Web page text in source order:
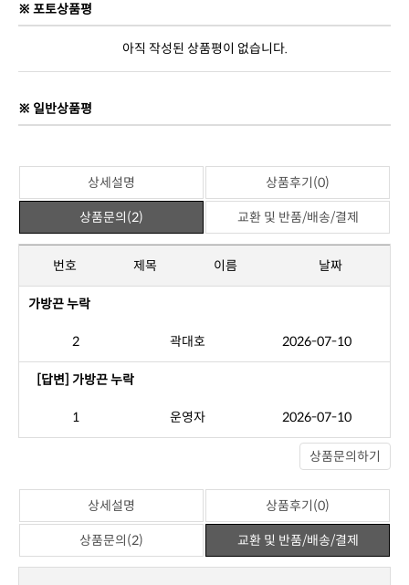
※ 포토상품평
아직 작성된 상품평이 없습니다.
※ 일반상품평
상세설명 상품후기(0)
상품문의(2) 교환 및 반품/배송/결제
번호 제목 이름 날짜
가방끈 누락
2 곽대호 2026-07-10
[답변] 가방끈 누락
1 운영자 2026-07-10
상품문의하기
상세설명 상품후기(0)
상품문의(2) 교환 및 반품/배송/결제